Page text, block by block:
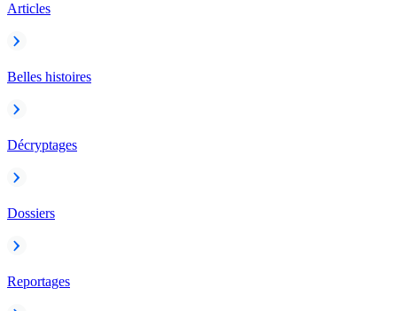
Articles
Belles histoires
Décryptages
Dossiers
Reportages